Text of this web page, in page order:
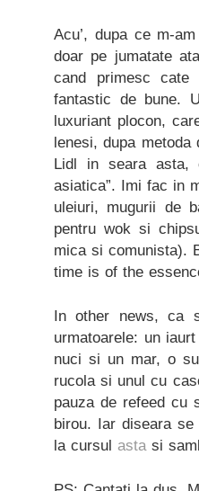
Acu’, dupa ce m-
doar pe jumatate
cand primesc
fantastic de bune.
luxuriant plocon,
lenesi, dupa
Lidl in seara asta,
asiatica”. Imi fac in
uleiuri, mugurii de
pentru wok si
mica si comunista).
time is of the
In other news, ca
urmatoarele: un
nuci si un mar, o
rucola si unul cu
pauza de refeed cu
birou. Iar diseara
la cursul astasi